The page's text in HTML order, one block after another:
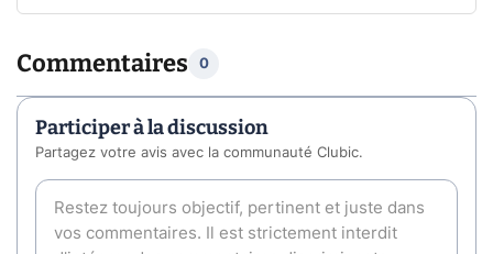
Commentaires 0
Participer à la discussion
Partagez votre avis avec la communauté Clubic.